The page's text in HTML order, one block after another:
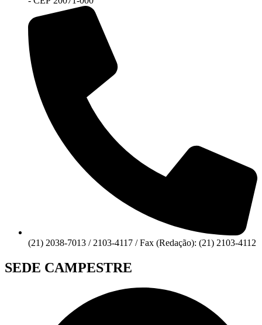
(21) 2038-7013 / 2103-4117 / Fax (Redação): (21) 2103-4112
SEDE CAMPESTRE